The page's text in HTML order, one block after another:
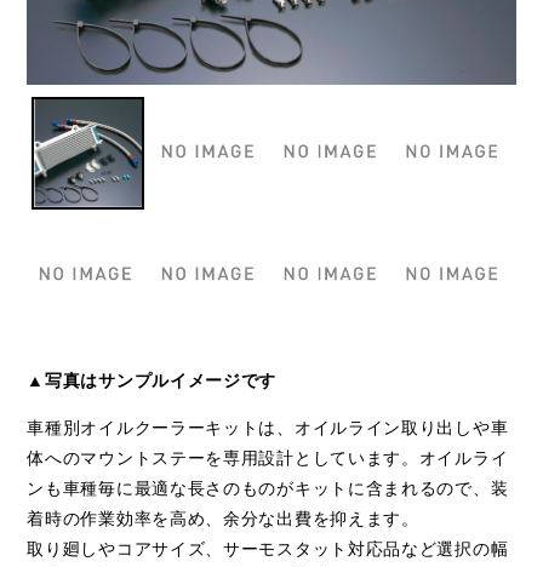
▲写真はサンプルイメージです
車種別オイルクーラーキットは、オイルライン取り出しや車
体へのマウントステーを専用設計としています。オイルライ
ンも車種毎に最適な長さのものがキットに含まれるので、装
着時の作業効率を高め、余分な出費を抑えます。
取り廻しやコアサイズ、サーモスタット対応品など選択の幅